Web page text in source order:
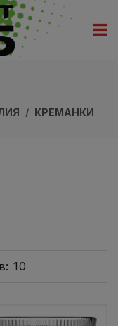
КРЕМАНКИ
10